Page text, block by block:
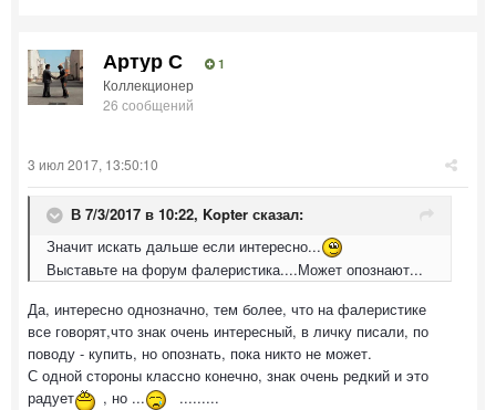
Артур С 1
Коллекционер
26 сообщений
3 июл 2017, 13:50:10
В 7/3/2017 в 10:22, Kopter сказал:
Значит искать дальше если интересно...
Выставьте на форум фалеристика....Может опознают...
Да, интересно однозначно, тем более, что на фалеристике
все говорят,что знак очень интересный, в личку писали, по
поводу - купить, но опознать, пока никто не может.
С одной стороны классно конечно, знак очень редкий и это
радует
, но ...
.........